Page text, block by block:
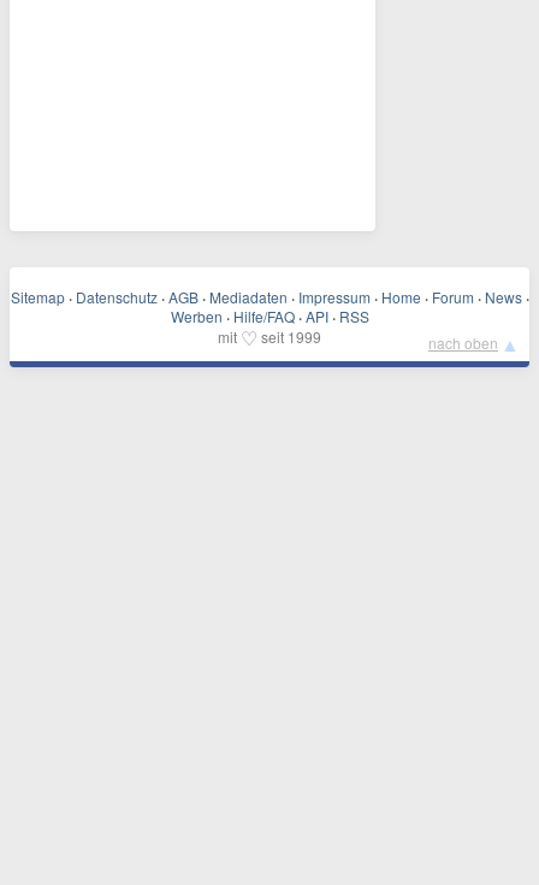
Sitemap · Datenschutz · AGB · Mediadaten · Impressum · Home · Forum · News ·
Werben · Hilfe/FAQ · API · RSS
mit ♡ seit 1999 nach oben ▲